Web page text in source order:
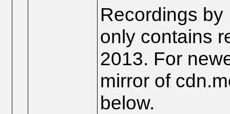
Recordings by
only contains
2013. For
mirror of
below.